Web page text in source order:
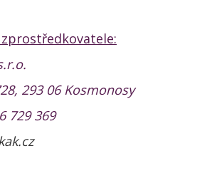
293 06 Kosmonosy
729 369